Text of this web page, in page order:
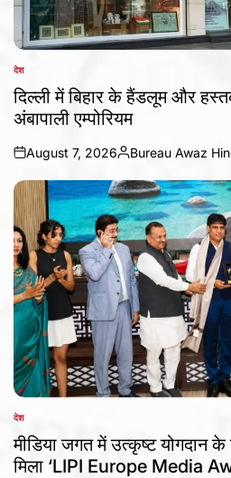
POSTED
IN
देश
दिल्ली में बिहार के हैंडलूम और
अंबापाली एम्पोरियम
on
August 7, 2026
Posted
by
Bureau Awaz
POSTED
IN
देश
मीडिया जगत में उत्कृष्ट योगदान
मिला ‘LIPI Europe Media